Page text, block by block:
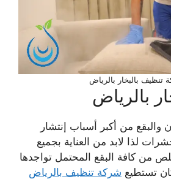
تنظيف بالبخار بالرياض
بالرياض
والبقع من أكبر أسباب إنتشار
لذا لابد من العناية بجميع
من كافة البقع المحتمل تواجدها
تستطيع شركة تنظيف بالرياض